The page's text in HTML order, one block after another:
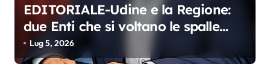
EDITORIALE-Udine e la Regione:
due Enti che si voltano le spalle
Editoriale del Direttore – Udine
Capitale
Lug 5, 2026